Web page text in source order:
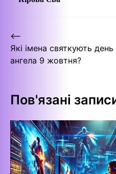
Навігація
записів
⟵
Які імена святкують день
ангела 9 жовтня?
Пов'язані